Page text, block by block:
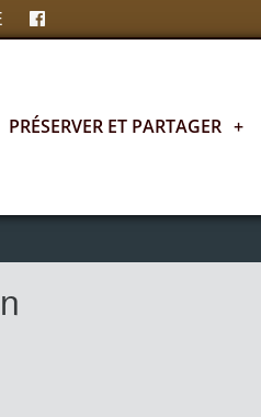
PRÉSERVER ET PARTAGER +